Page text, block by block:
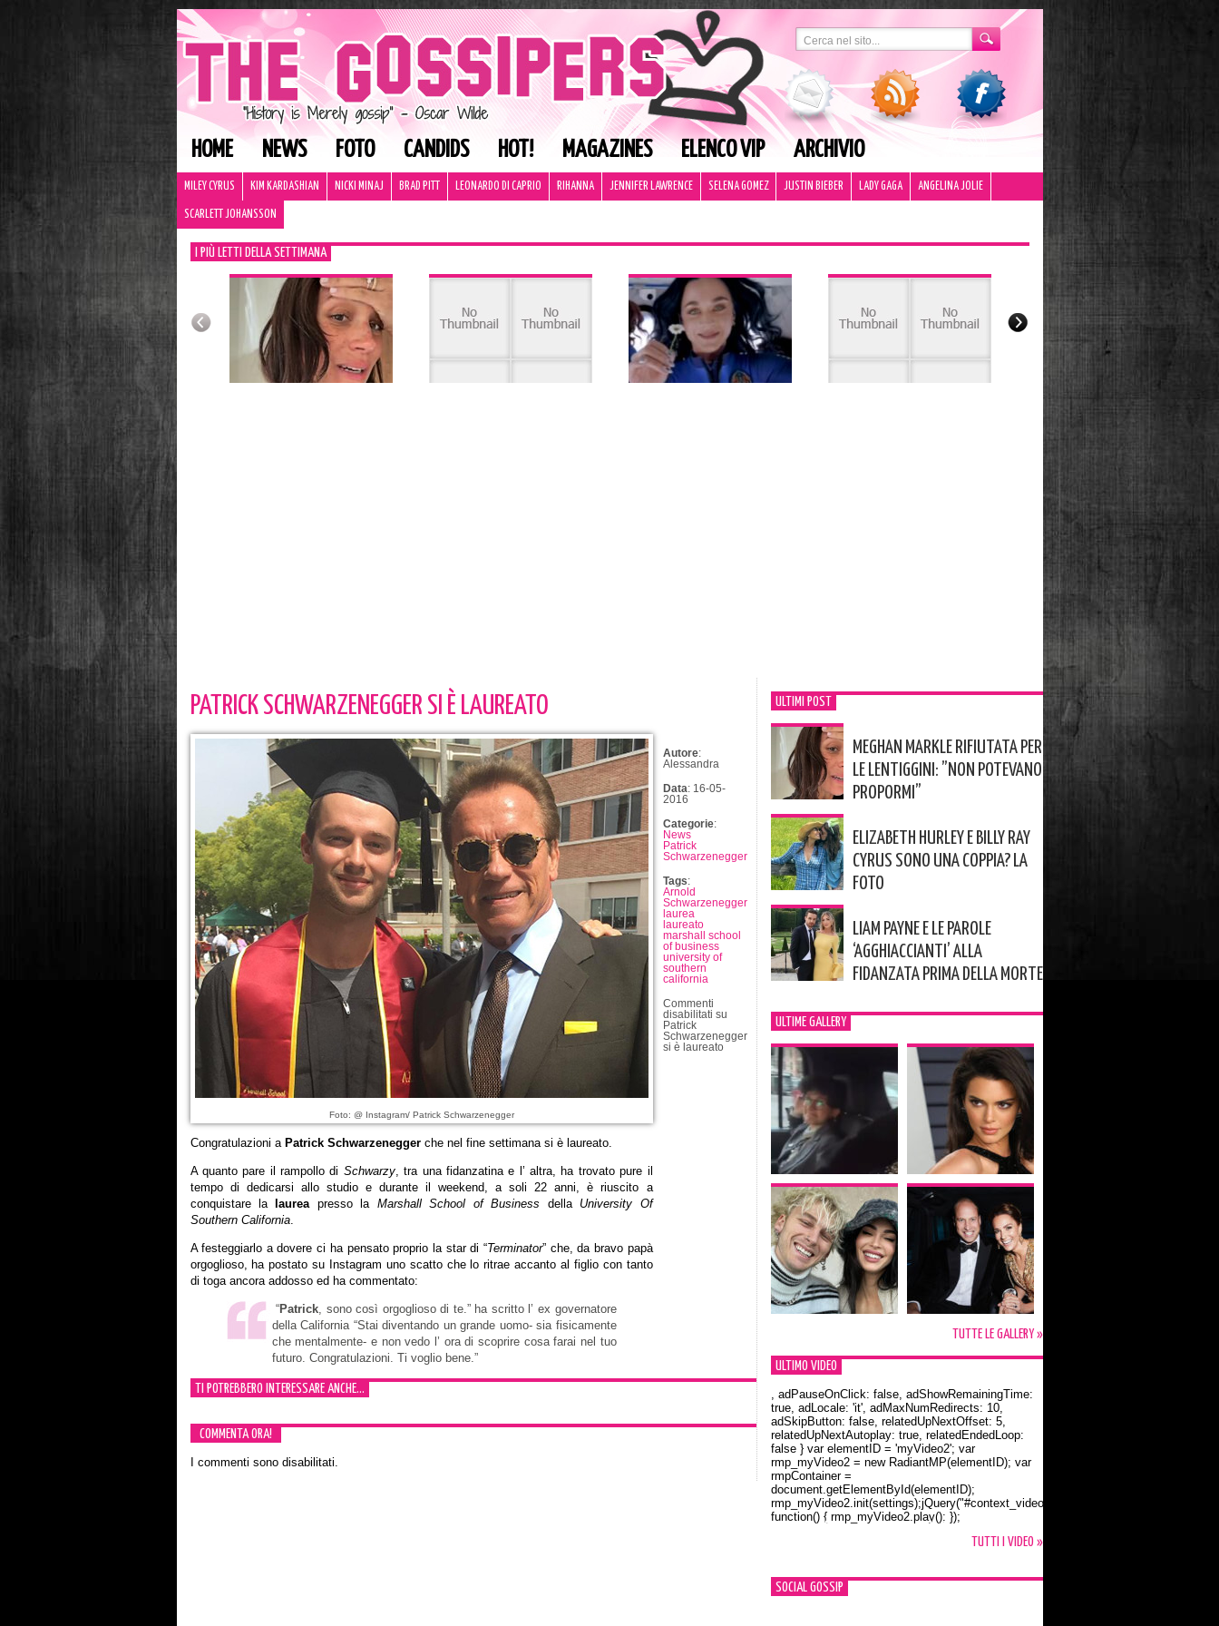
HOME NEWS FOTO CANDIDS HOT! MAGAZINES ELENCO VIP ARCHIVIO
MILEY CYRUS KIM KARDASHIAN NICKI MINAJ BRAD PITT LEONARDO DI CAPRIO RIHANNA JENNIFER LAWRENCE SELENA GOMEZ JUSTIN BIEBER LADY GAGA ANGELINA JOLIE
SCARLETT JOHANSSON
I PIÙ LETTI DELLA SETTIMANA
PATRICK SCHWARZENEGGER SI È LAUREATO
Foto: @ Instagram/ Patrick Schwarzenegger
Congratulazioni a Patrick Schwarzeneggerche nel fine settimana si è laureato.
A quanto pare il rampollo di Schwarzy, tra una fidanzatina e l’ altra, ha trovato pure il
tempo di dedicarsi allo studio e durante il weekend, a soli 22 anni, è riuscito a
conquistare la
laureapresso la Marshall School of Business della University Of
Southern California.
A festeggiarlo a dovere ci ha pensato proprio la star di “Terminator” che, da bravo papà
orgoglioso, ha postato su Instagram uno scatto che lo ritrae accanto al figlio con tanto
di toga ancora addosso ed ha commentato:
“Patrick, sono così orgoglioso di te.” ha scritto l’ ex governatore
della California “Stai diventando un grande uomo- sia fisicamente
che mentalmente- e non vedo l’ ora di scoprire cosa farai nel tuo
futuro. Congratulazioni. Ti voglio bene.”
Autore:
Alessandra
Data: 16-05-
2016
Categorie:
News
Patrick
Schwarzenegger
Tags:
Arnold
Schwarzenegger
laurea
laureato
marshall school
of business
university of
southern
california
Commenti
disabilitati su
Patrick
Schwarzenegger
si è laureato
TI POTREBBERO INTERESSARE ANCHE...
COMMENTA ORA!
I commenti sono disabilitati.
ULTIMI POST
MEGHAN MARKLE RIFIUTATA PER
LE LENTIGGINI: ”NON POTEVANO
PROPORMI”
ELIZABETH HURLEY E BILLY RAY
CYRUS SONO UNA COPPIA? LA
FOTO
LIAM PAYNE E LE PAROLE
‘AGGHIACCIANTI’ ALLA
FIDANZATA PRIMA DELLA MORTE
ULTIME GALLERY
TUTTE LE GALLERY »
ULTIMO VIDEO
Orlando Bloom e la t-shirt dedicata a Flynn
, adPauseOnClick: false, adShowRemainingTime:
true, adLocale: 'it', adMaxNumRedirects: 10,
adSkipButton: false, relatedUpNextOffset: 5,
relatedUpNextAutoplay: true, relatedEndedLoop:
false } var elementID = 'myVideo2'; var
rmp_myVideo2 = new RadiantMP(elementID); var
rmpContainer =
document.getElementById(elementID);
rmp_myVideo2.init(settings);jQuery("#context_video2").one("mouseover",
function() { rmp_myVideo2.play(); });
TUTTI I VIDEO »
SOCIAL GOSSIP